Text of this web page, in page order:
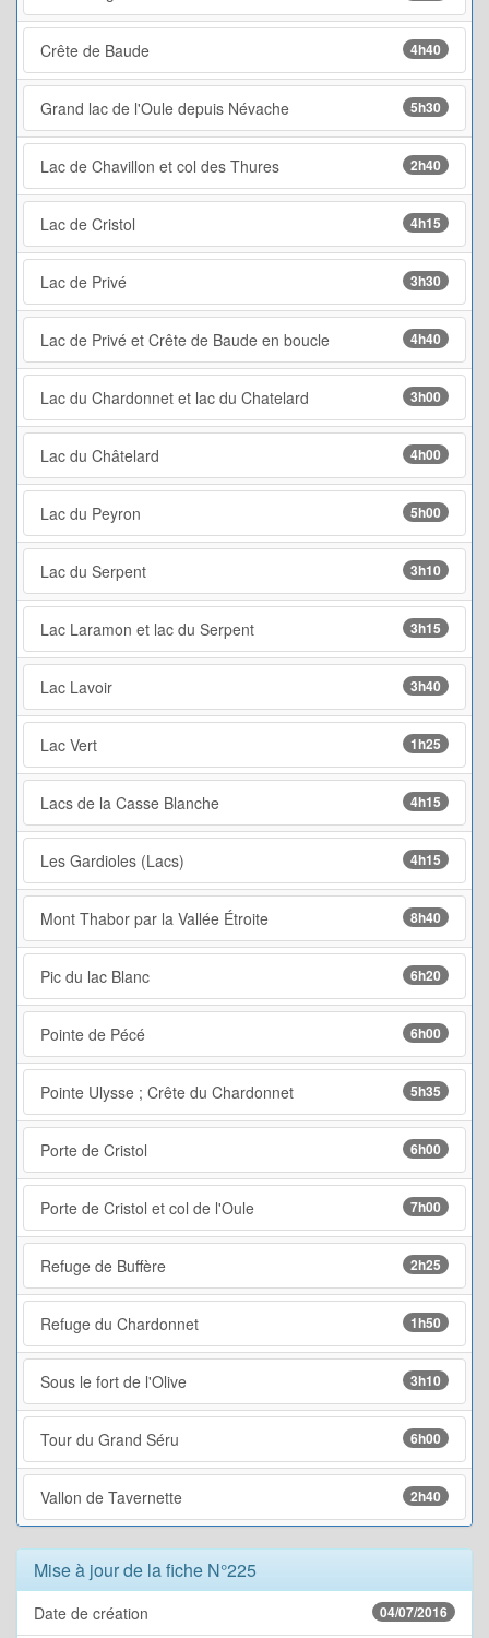
Crête de Baude 4h40
Grand lac de l'Oule depuis Névache 5h30
Lac de Chavillon et col des Thures 2h40
Lac de Cristol 4h15
Lac de Privé 3h30
Lac de Privé et Crête de Baude en boucle 4h40
Lac du Chardonnet et lac du Chatelard 3h00
Lac du Châtelard 4h00
Lac du Peyron 5h00
Lac du Serpent 3h10
Lac Laramon et lac du Serpent 3h15
Lac Lavoir 3h40
Lac Vert 1h25
Lacs de la Casse Blanche 4h15
Les Gardioles (Lacs) 4h15
Mont Thabor par la Vallée Étroite 8h40
Pic du lac Blanc 6h20
Pointe de Pécé 6h00
Pointe Ulysse ; Crête du Chardonnet 5h35
Porte de Cristol 6h00
Porte de Cristol et col de l'Oule 7h00
Refuge de Buffère 2h25
Refuge du Chardonnet 1h50
Sous le fort de l'Olive 3h10
Tour du Grand Séru 6h00
Vallon de Tavernette 2h40
Mise à jour de la fiche N°225
Date de création 04/07/2016